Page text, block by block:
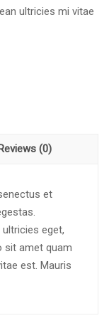
ultricies mi vitae
(0)
et
eget,
sit amet quam
est. Mauris